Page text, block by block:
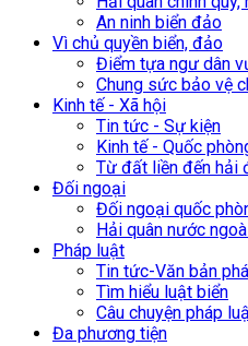
An ninh biển đảo
Vì chủ quyền biển, đảo
Điểm tựa ngư dân
Chung sức bảo vệ
Kinh tế - Xã hội
Tin tức - Sự kiện
Kinh tế - Quốc
Từ đất liền đến hải
Đối ngoại
Đối ngoại quốc
Hải quân nước
Pháp luật
Tin tức-Văn bản
Tìm hiểu luật biển
Câu chuyện pháp
Đa phương tiện